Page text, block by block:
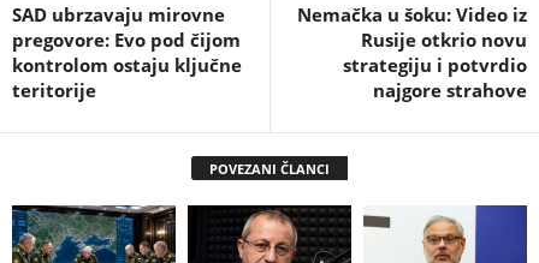
SAD ubrzavaju mirovne
pregovore: Evo pod čijom
kontrolom ostaju ključne
teritorije
Nemačka u šoku: Video iz
Rusije otkrio novu
strategiju i potvrdio
najgore strahove
POVEZANI ČLANCI